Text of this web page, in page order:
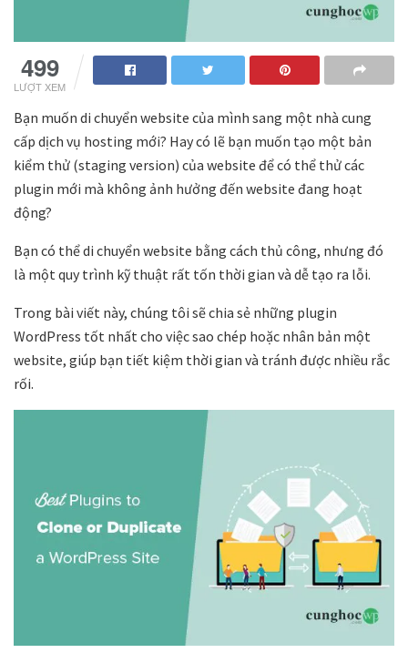
499
LƯỢT XEM
Bạn muốn di chuyển website của mình sang một nhà cung
cấp dịch vụ hosting mới? Hay có lẽ bạn muốn tạo một bản
kiểm thử (staging version) của website để có thể thử các
plugin mới mà không ảnh hưởng đến website đang hoạt
động?
Bạn có thể di chuyển website bằng cách thủ công, nhưng đó
là một quy trình kỹ thuật rất tốn thời gian và dễ tạo ra lỗi.
Trong bài viết này, chúng tôi sẽ chia sẻ những plugin
WordPress tốt nhất cho việc sao chép hoặc nhân bản một
website, giúp bạn tiết kiệm thời gian và tránh được nhiều rắc
rối.